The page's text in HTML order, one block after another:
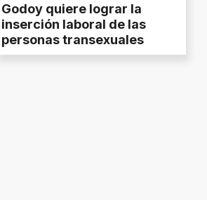
Godoy quiere lograr la
inserción laboral de las
personas transexuales